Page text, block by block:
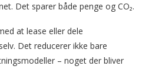
Det sparer både penge og CO₂.
at lease eller dele
Det reducerer ikke bare
– noget der bliver